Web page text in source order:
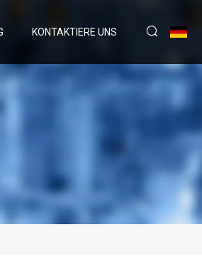
KONTAKTIERE UNS